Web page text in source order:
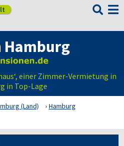

Hamburg
einer Zimmer-Vermietung in
in Top-Lage
(Land)
Hamburg